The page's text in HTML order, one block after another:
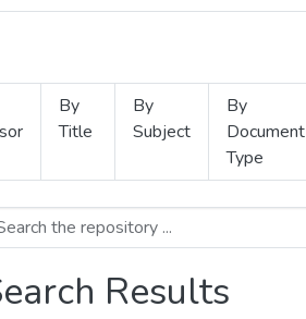
By
Title
By
Subject
By
Document
Type
Results